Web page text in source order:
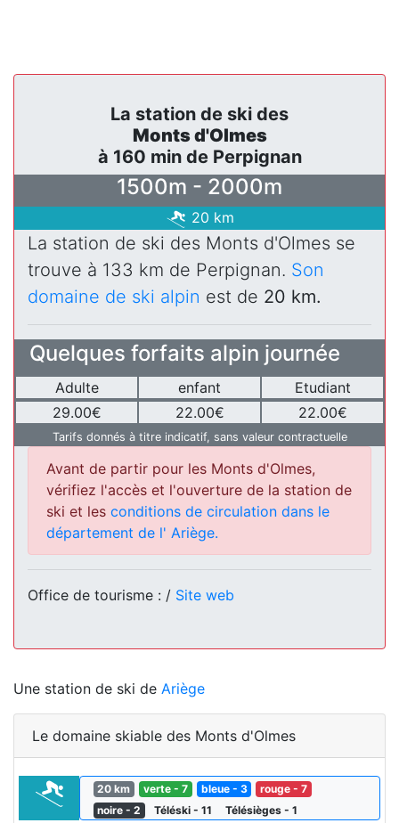
La station de ski des
Monts d'Olmes
à 160 min de Perpignan
1500m - 2000m
20 km
La station de ski des Monts d'Olmes se
trouve à 133 km de Perpignan. Son
domaine de ski alpin est de 20 km.
Quelques forfaits alpin journée
Adulte enfant
Etudiant
29.00€
22.00€ 22.00€
Tarifs donnés à titre indicatif, sans valeur contractuelle
Avant de partir pour les Monts d'Olmes,
vérifiez l'accès et l'ouverture de la station de
ski et les conditions de circulation dans le
département de l' Ariège.
Office de tourisme : / Site web
Une station de ski de Ariège
Le domaine skiable des Monts d'Olmes
20 km verte - 7 bleue - 3
rouge - 7
noire - 2
Téléski - 11 Télésièges - 1